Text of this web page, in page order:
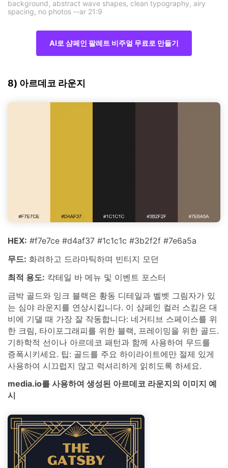
background, abstract wave shapes, clean typography, airy
spacing, no photos --ar 21:9
AI로 샴페인 팔레트 비주얼 무료로 만들기
8) 아르데코 라운지
HEX: #f7e7ce #d4af37 #1c1c1c #3b2f2f #7e6a5a
무드: 화려하고 드라마틱하며 빈티지 모던
최적 용도: 칵테일 바 메뉴 및 이벤트 포스터
금박 골드와 잉크 블랙은 황동 디테일과 벨벳 그림자가 있
는 심야 라운지를 연상시킵니다. 이 샴페인 컬러 스킴은 대
비에 기댈 때 가장 잘 작동합니다: 네거티브 스페이스를 위
한 크림, 타이포그래피를 위한 블랙, 프레이밍을 위한 골드.
기하학적 선이나 아르데코 패턴과 함께 사용하여 무드를
증폭시키세요. 팁: 골드를 주요 하이라이트에만 절제 있게
사용하여 시끄럽지 않고 럭셔리하게 읽히도록 하세요.
media.io를 사용하여 생성된 아르데코 라운지의 이미지 예
시